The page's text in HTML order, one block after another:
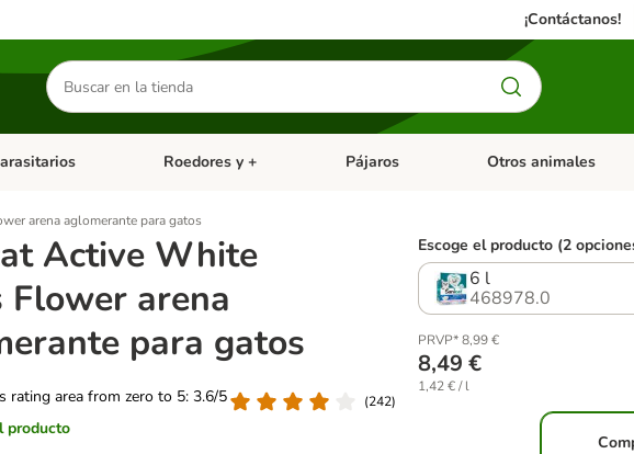
¡Contáctanos!
Buscar
productos
categoria abierto: Dieta Vet.Menú de categoria abierto: Antiparasitarios
Roedores y + Menú de categoria abierto: Roedores y +
Pájaros Menú de categoria
Otros animales
arena aglomerante para gatos
Active White
Flower arena
para gatos
rating area from zero to 5: 3.6/5
(242)
producto
Escoge el producto (2
6 l
468978.0
PRVP* 8,99 €
8,49 €
1,42 € / l